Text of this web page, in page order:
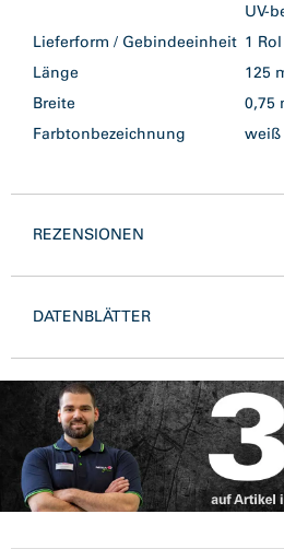
UV-
Lieferform / Gebindeeinheit 1 Rol
Länge
125
Breite
0,75
Farbtonbezeichnung
weiß
REZENSIONEN
DATENBLÄTTER